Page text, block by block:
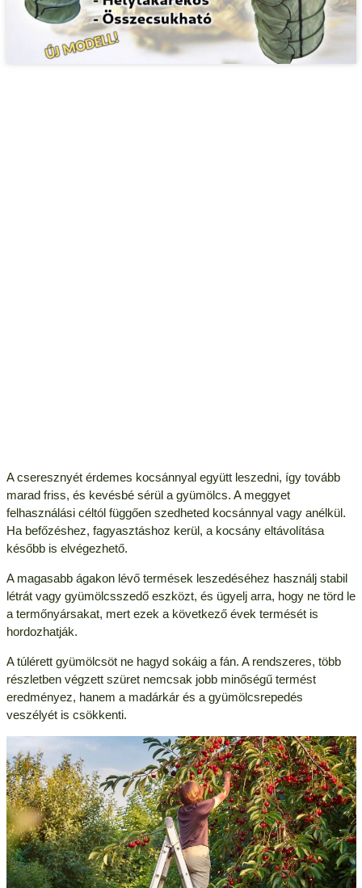
A cseresznyét érdemes kocsánnyal együtt leszedni, így tovább
marad friss, és kevésbé sérül a gyümölcs. A meggyet
felhasználási céltól függően szedheted kocsánnyal vagy anélkül.
Ha befőzéshez, fagyasztáshoz kerül, a kocsány eltávolítása
később is elvégezhető.
A magasabb ágakon lévő termések leszedéséhez használj stabil
létrát vagy gyümölcsszedő eszközt, és ügyelj arra, hogy ne törd le
a termőnyársakat, mert ezek a következő évek termését is
hordozhatják.
A túlérett gyümölcsöt ne hagyd sokáig a fán. A rendszeres, több
részletben végzett szüret nemcsak jobb minőségű termést
eredményez, hanem a madárkár és a gyümölcsrepedés
veszélyét is csökkenti.